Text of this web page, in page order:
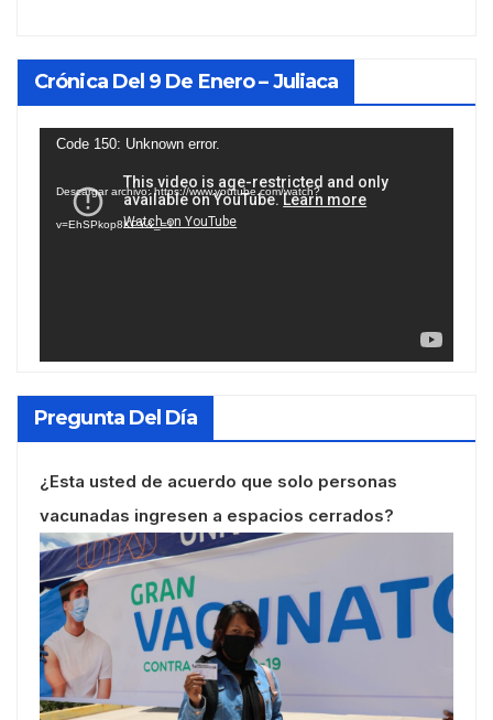
Crónica Del 9 De Enero – Juliaca
Reproductor
vídeo
Code 150: Unknown error.
Descargar archivo: https://www.youtube.com/watch?
v=EhSPkop8KPY&_=1
Pregunta Del Día
¿Esta usted de acuerdo que solo personas
vacunadas ingresen a espacios cerrados?